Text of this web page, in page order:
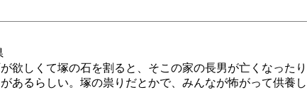
欲しくて塚の石を割ると、そこの家の長男が亡くなったり
あるらしい。塚の祟りだとかで、みんなが怖がって供養し